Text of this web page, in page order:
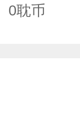
0耽币